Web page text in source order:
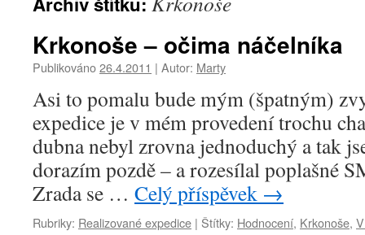
Krkonoše – očima náčelníka
Publikováno26.4.2011 | Autor: Marty
Asi to pomalu bude mým (špatným)
expedice je v mém provedení trochu
dubna nebyl zrovna jednoduchý a tak
dorazím pozdě – a rozesílal poplašné
Zrada se … Celý příspěvek →
Rubriky: Realizované expedice | Štítky: Hodnocení, Krkonoše,